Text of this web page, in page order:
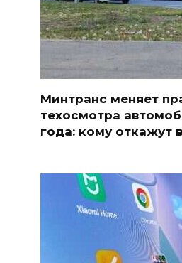
Минтранс меняет
техосмотра
года: кому откажут